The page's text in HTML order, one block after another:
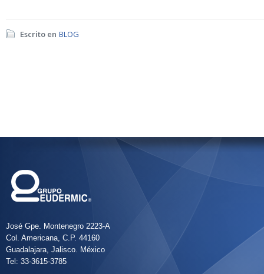
Escrito en BLOG
José Gpe. Montenegro 2223-A
Col. Americana, C.P. 44160
Guadalajara, Jalisco. México
Tel: 33-3615-3785